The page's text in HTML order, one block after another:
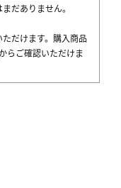
だありません。
だけます。購入商品
からご確認いただけま